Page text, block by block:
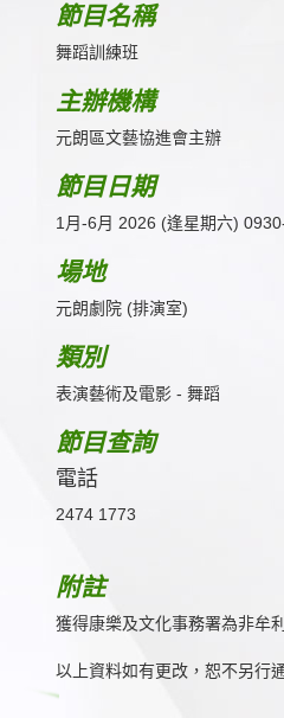
節目名稱
舞蹈訓練班
主辦機構
元朗區文藝協進會主辦
節目日期
1月-6月 2026 (逢星期六)
場地
元朗劇院 (排演室)
類別
表演藝術及電影 - 舞蹈
節目查詢
電話
2474 1773
附註
獲得康樂及文化事務署為非牟
以上資料如有更改，恕不另行